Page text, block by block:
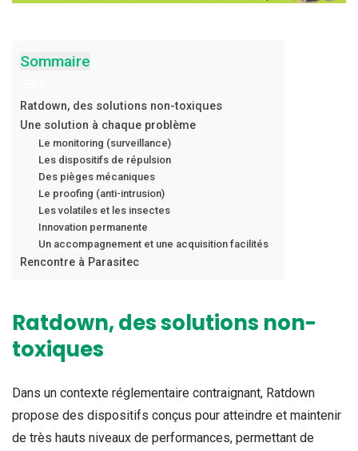
Sommaire
Ratdown, des solutions non-toxiques
Une solution à chaque problème
Le monitoring (surveillance)
Les dispositifs de répulsion
Des pièges mécaniques
Le proofing (anti-intrusion)
Les volatiles et les insectes
Innovation permanente
Un accompagnement et une acquisition facilités
Rencontre à Parasitec
Ratdown, des solutions non-
toxiques
Dans un contexte réglementaire contraignant, Ratdown
propose des dispositifs conçus pour atteindre et maintenir
de très hauts niveaux de performances, permettant de